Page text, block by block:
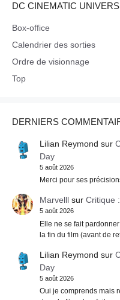
DC CINEMATIC
Box-office
Calendrier des sorties
Ordre de visionnage
Top
DERNIERS
Lilian Reymond sur
Day
5 août 2026
Merci pour ses
Marvelllsur Critique
5 août 2026
Elle ne se fait
la fin du film (avant de
Lilian Reymond sur
Day
5 août 2026
Oui je comprends mais